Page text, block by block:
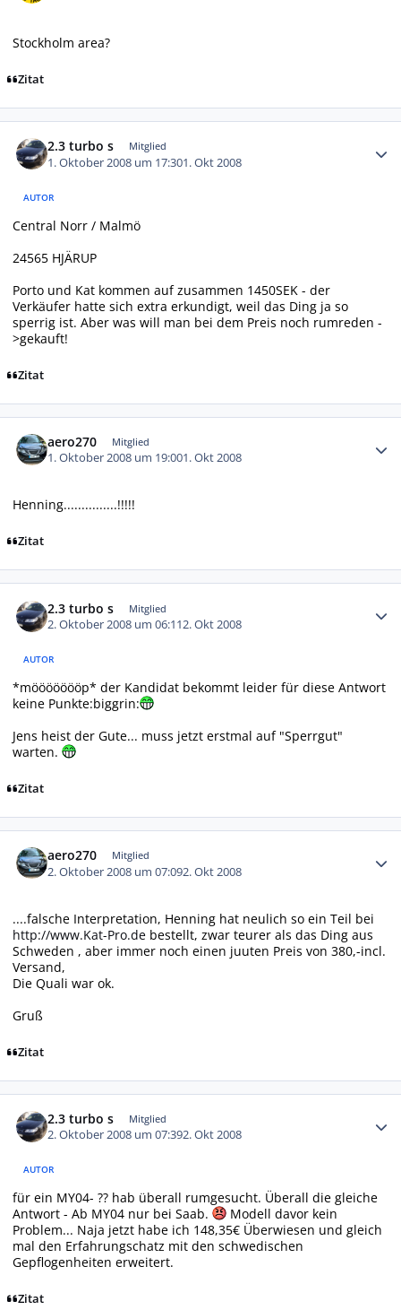
Stockholm area?
Zitat
2.3 turbo s Mitglied
1. Oktober 2008 um 17:301. Okt 2008
AUTOR
Central Norr / Malmö
24565 HJÄRUP
Porto und Kat kommen auf zusammen 1450SEK - der
Verkäufer hatte sich extra erkundigt, weil das Ding ja so
sperrig ist. Aber was will man bei dem Preis noch rumreden -
>gekauft!
Zitat
aero270 Mitglied
1. Oktober 2008 um 19:001. Okt 2008
Henning...............!!!!!
Zitat
2.3 turbo s Mitglied
2. Oktober 2008 um 06:112. Okt 2008
AUTOR
*möööööööp* der Kandidat bekommt leider für diese Antwort
keine Punkte:biggrin:
Jens heist der Gute... muss jetzt erstmal auf "Sperrgut"
warten.
Zitat
aero270 Mitglied
2. Oktober 2008 um 07:092. Okt 2008
....falsche Interpretation, Henning hat neulich so ein Teil bei
http://www.Kat-Pro.de bestellt, zwar teurer als das Ding aus
Schweden , aber immer noch einen juuten Preis von 380,-incl.
Versand,
Die Quali war ok.
Gruß
Zitat
2.3 turbo s Mitglied
2. Oktober 2008 um 07:392. Okt 2008
AUTOR
für ein MY04- ?? hab überall rumgesucht. Überall die gleiche
Antwort - Ab MY04 nur bei Saab.
Modell davor kein
Problem... Naja jetzt habe ich 148,35€ Überwiesen und gleich
mal den Erfahrungschatz mit den schwedischen
Gepflogenheiten erweitert.
Zitat